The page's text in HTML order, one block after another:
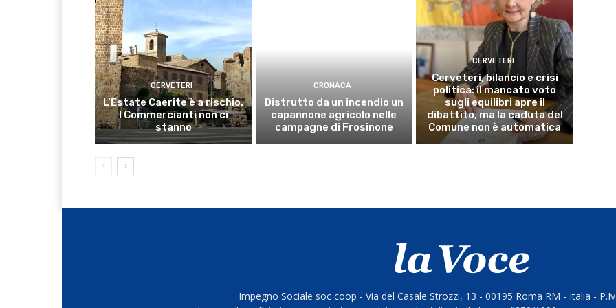
CERVETERI
L’Estate Caerite è a rischio.
I Commercianti non ci
stanno
CRONACA
Distrutto da un incendio un
capannone agricolo nelle
campagne di Frosinone
CERVETERI
Cerveteri, bilancio e crisi
politica: il mancato voto
sugli equilibri apre il
dibattito, ma la caduta del
Comune non è automatica
Impegno Sociale soc coop - Via del Casale Strozzi, 13 - 00195 Roma RM - Italia -